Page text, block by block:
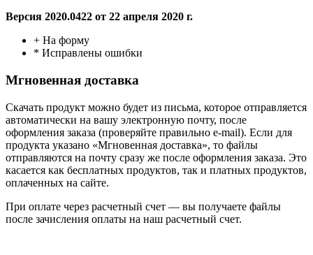
Версия 2020.0422 от 22 апреля 2020 г.
+ На форму
* Исправлены ошибки
Мгновенная доставка
Скачать продукт можно будет из письма, которое отправляется
автоматически на вашу электронную почту, после
оформления заказа (проверяйте правильно e-mail). Если для
продукта указано «Мгновенная доставка», то файлы
отправляются на почту сразу же после оформления заказа. Это
касается как бесплатных продуктов, так и платных продуктов,
оплаченных на сайте.
При оплате через расчетный счет — вы получаете файлы
после зачисления оплаты на наш расчетный счет.